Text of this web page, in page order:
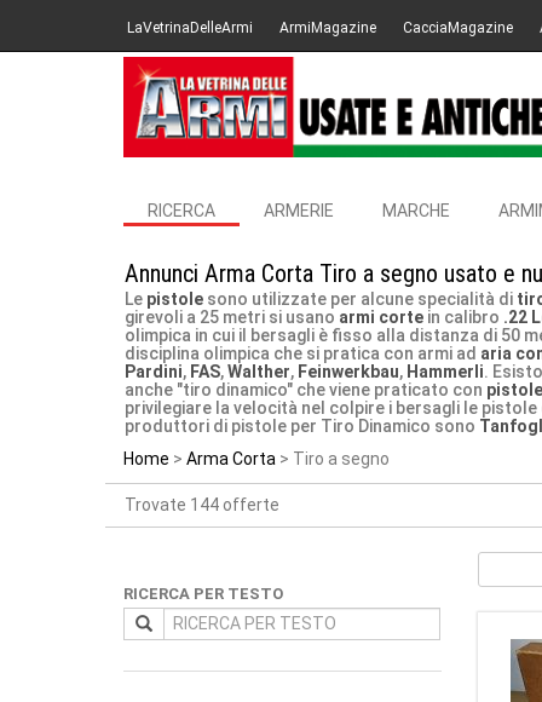
LaVetrinaDelleArmi ArmiMagazine CacciaMagazine
RICERCA ARMERIE MARCHE
Annunci Arma Corta Tiro a segno usato e
Le pistole sono utilizzate per alcune specialità di
girevoli a 25 metri si usano armi corte in calibro .22
olimpica in cui il bersagli è fisso alla distanza di 50
disciplina olimpica che si pratica con armi ad aria
Pardini, FAS,Walther, Feinwerkbau, Hammerli.
anche "tiro dinamico" che viene praticato con
privilegiare la velocità nel colpire i bersagli le
produttori di pistole per Tiro Dinamico sono
Home
Arma Corta Tiro a segno
Trovate 144 offerte
RICERCA PER TESTO